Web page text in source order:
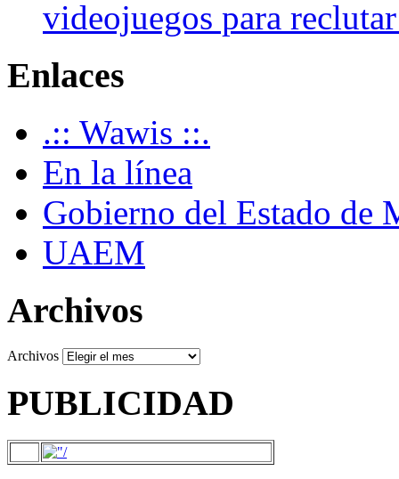
videojuegos para
Enlaces
.:: Wawis ::.
En la línea
Gobierno del Estado de
UAEM
Archivos
Archivos
PUBLICIDAD